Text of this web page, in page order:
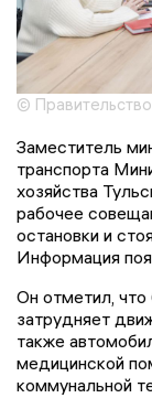
©
Заместитель
транспорта
хозяйства
рабочее
остановки и
Информация
Он отметил, что
затрудняет
также
медицинской
коммунальной